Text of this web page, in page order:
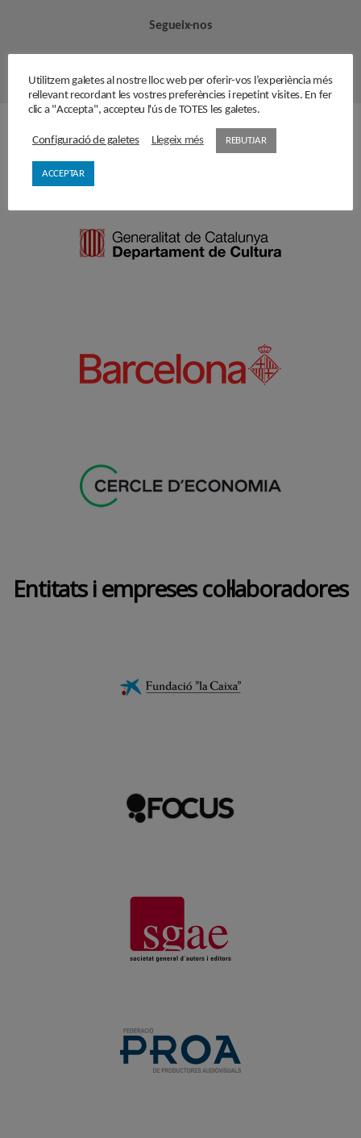
Segueix-nos
Amb el suport de
Entitats i empreses col·laboradores
Utilitzem galetes al nostre lloc web per oferir-vos l’experiència més
rellevant recordant les vostres preferències i repetint visites. En fer
clic a "Accepta", accepteu l'ús de TOTES les galetes.
Configuració de galetes Llegeix més REBUTJAR
ACCEPTAR